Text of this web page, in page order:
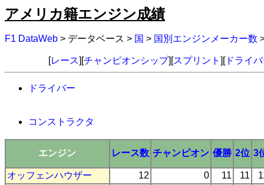
アメリカ籍エンジン成績
F1 DataWeb > データベース > 国 > 国別エンジンメーカー数
[レース][チャンピオンシップ][スプリント ][ドライ
ドライバー
コンストラクタ
エンジン レース数 チャンピオン 優勝 2位 3
オッフェンハウザー 12 0 11 11